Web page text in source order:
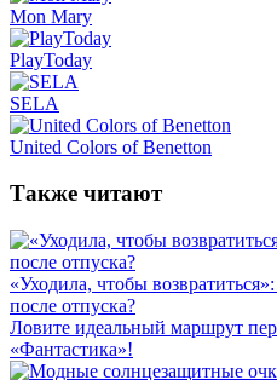
Mon Mary
PlayToday
SELA
United Colors of Benetton
Также читают
«Уходила, чтобы
после отпуска?
Ловите идеальный маршрут
«Фантастика»!